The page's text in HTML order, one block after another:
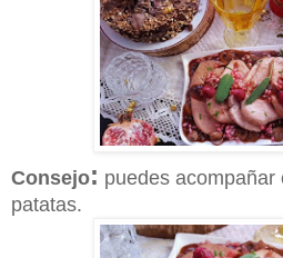
Consejo: puedes
patatas.